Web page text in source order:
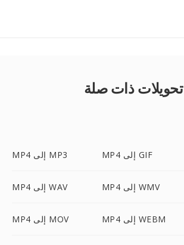
تحويلات ذات صلة
MP4 إلى MP3 MP4 إلى GIF
MP4 إلى WAV MP4 إلى WMV
MP4 إلى MOV MP4 إلى WEBM